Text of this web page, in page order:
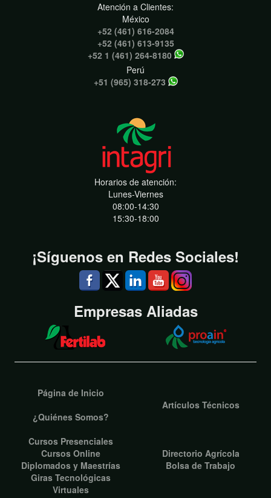
Atención a Clientes:
México
+52 (461) 616-2084
+52 (461) 613-9135
+52 1 (461) 264-8180
Perú
+51 (965) 318-273
Horarios de atención:
Lunes-Viernes
08:00-14:30
15:30-18:00
¡Síguenos en Redes Sociales!
Empresas Aliadas
Página de Inicio
¿Quiénes Somos?
Artículos Técnicos
Cursos Presenciales
Cursos Online
Diplomados y Maestrías
Giras Tecnológicas
Virtuales
Directorio Agrícola
Bolsa de Trabajo